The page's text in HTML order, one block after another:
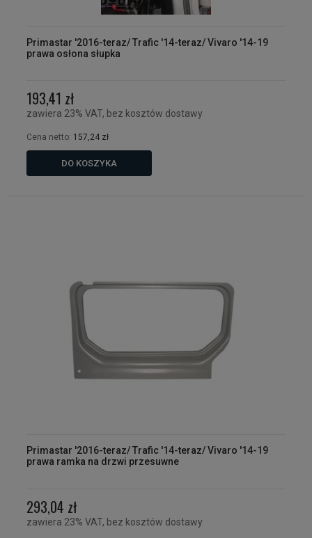
Primastar '2016-teraz/ Trafic '14-teraz/ Vivaro '14-19
prawa osłona słupka
193,41 zł
zawiera 23% VAT, bez kosztów dostawy
Cena netto: 157,24 zł
DO KOSZYKA
Primastar '2016-teraz/ Trafic '14-teraz/ Vivaro '14-19
prawa ramka na drzwi przesuwne
293,04 zł
zawiera 23% VAT, bez kosztów dostawy